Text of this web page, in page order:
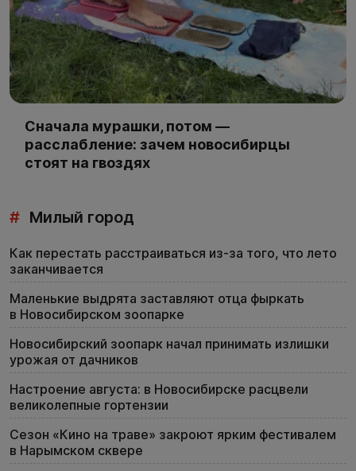
Сначала мурашки, потом —
расслабление: зачем новосибирцы
стоят на гвоздях
# Милый город
Как перестать расстраиваться из-за того, что лето
заканчивается
Маленькие выдрята заставляют отца фыркать
в Новосибирском зоопарке
Новосибирский зоопарк начал принимать излишки
урожая от дачников
Настроение августа: в Новосибирске расцвели
великолепные гортензии
Сезон «Кино на траве» закроют ярким фестивалем
в Нарымском сквере